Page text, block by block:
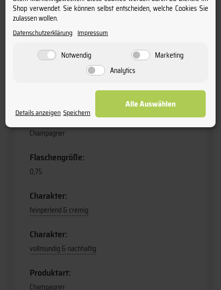
Anbaugebiet:
Champagne
Champagne Charles Mignon, Epernay / France, F-51203
Art:
Champagner
Flaschengröße:
0,75
Charakter:
feinperlend & cremig
Charakter:
vollmundig & nachhaltig
Produktart:
Champagner
Shop verwendet. Sie können selbst entscheiden, welche Cookies Sie
zulassen wollen.
Datenschutzerklärung Impressum
Notwendig
Marketing
Analytics
Details anzeigen Speichern
Alle Auswählen